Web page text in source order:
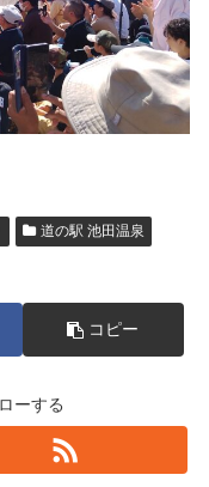
道の駅 池田温泉
コピー
ーする